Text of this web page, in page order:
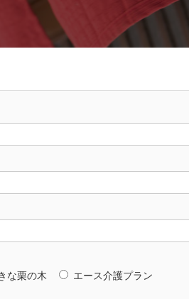
な栗の木 エース介護プラン